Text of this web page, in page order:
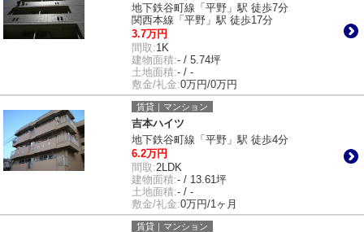
地下鉄谷町線「平野」駅 徒歩7分
関西本線「平野」駅 徒歩17分
3.7万円
間取:1K
建物面積:- / 5.74坪
土地面積:- / -
敷金/礼金:0万円/0万円
賃貸｜マンション
吉本ハイツ
地下鉄谷町線「平野」駅 徒歩4分
6.2万円
間取:2LDK
建物面積:- / 13.61坪
土地面積:- / -
敷金/礼金:0万円/1ヶ月
賃貸｜マンション